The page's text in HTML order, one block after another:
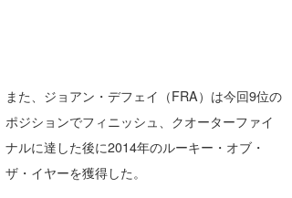
また、ジョアン・デフェイ（FRA）は今回9位の
ポジションでフィニッシュ、クオーターファイ
ナルに達した後に2014年のルーキー・オブ・
ザ・イヤーを獲得した。